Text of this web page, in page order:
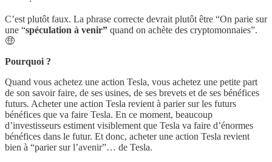
C’est plutôt faux. La phrase correcte devrait plutôt être “On parie sur
une “spéculation à venir” quand on achète des cryptomonnaies”.
🤑
Pourquoi ?
Quand vous achetez une action Tesla, vous achetez une petite part
de son savoir faire, de ses usines, de ses brevets et de ses bénéfices
futurs. Acheter une action Tesla revient à parier sur les futurs
bénéfices que va faire Tesla. En ce moment, beaucoup
d’investisseurs estiment visiblement que Tesla va faire d’énormes
bénéfices dans le futur. Et donc, acheter une action Tesla revient
bien à “parier sur l’avenir”… de Tesla.